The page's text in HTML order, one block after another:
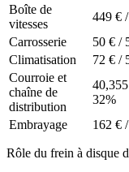
Boîte de
vitesses
449 €
Carrosserie 50 € /
Climatisation 72 € /
Courroie et
chaîne de
distribution
32%
Embrayage 162 €
Rôle du frein à disque